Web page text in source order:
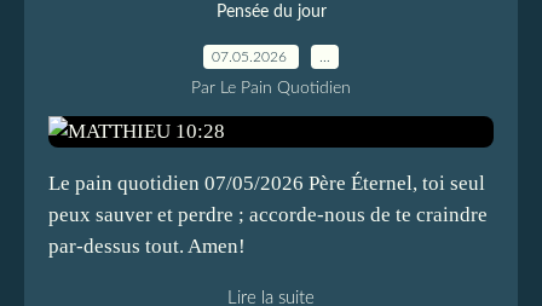
Pensée du jour
07.05.2026
Par Le Pain Quotidien
Le pain quotidien 07/05/2026 Père Éternel, toi seul
peux sauver et perdre ; accorde-nous de te craindre
par-dessus tout. Amen!
Lire la suite